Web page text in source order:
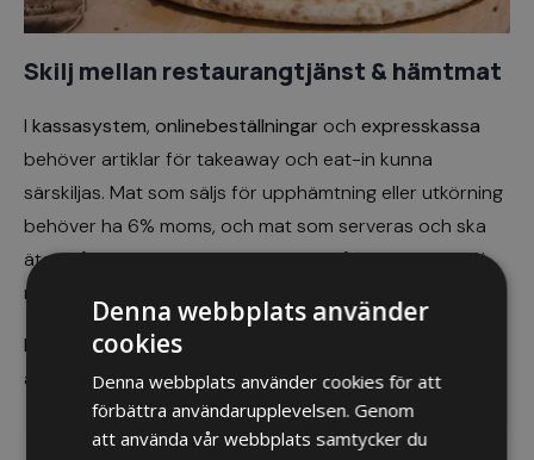
Skilj mellan restaurangtjänst & hämtmat
I kassasystem, onlinebeställningar och expresskassa
behöver artiklar för takeaway och eat-in kunna
särskiljas. Mat som säljs för upphämtning eller utkörning
behöver ha 6% moms, och mat som serveras och ska
ätas på plats i restaurangen ska alltså fortsatt ha 12%
moms. Detta kräver i många fall en omprogrammering.
Kontakta vår support
ändringen!
Denna webbplats använder
cookies
Denna webbplats använder cookies för att
förbättra användarupplevelsen. Genom
att använda vår webbplats samtycker du